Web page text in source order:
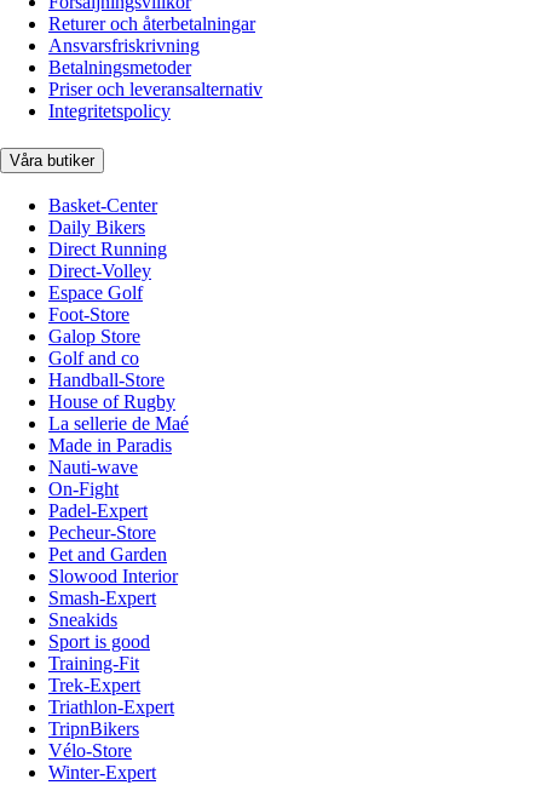
Returer och återbetalningar
Ansvarsfriskrivning
Betalningsmetoder
Priser och leveransalternativ
Integritetspolicy
Våra butiker
Basket-Center
Daily Bikers
Direct Running
Direct-Volley
Espace Golf
Foot-Store
Galop Store
Golf and co
Handball-Store
House of Rugby
La sellerie de Maé
Made in Paradis
Nauti-wave
On-Fight
Padel-Expert
Pecheur-Store
Pet and Garden
Slowood Interior
Smash-Expert
Sneakids
Sport is good
Training-Fit
Trek-Expert
Triathlon-Expert
TripnBikers
Vélo-Store
Winter-Expert